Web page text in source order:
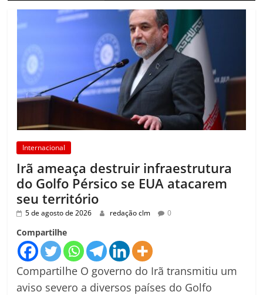
Internacional
Irã ameaça destruir infraestrutura
do Golfo Pérsico se EUA atacarem
seu território
5 de agosto de 2026 redação clm 0
Compartilhe
Compartilhe O governo do Irã transmitiu um
aviso severo a diversos países do Golfo